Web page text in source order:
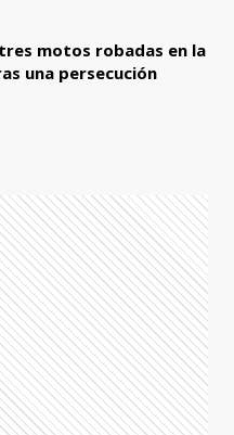
motos robadas en la
una persecución